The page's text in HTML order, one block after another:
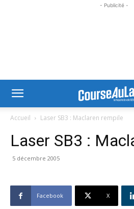
- Publicité -
Accueil Laser SB3 : Maclaren rempile
Laser SB3 :
5 décembre 2005
Facebook X